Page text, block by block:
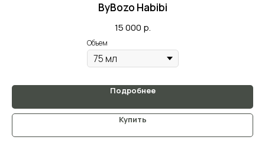
ByBozo Habibi
15 000 р.
Объем
Подробнее
Купить